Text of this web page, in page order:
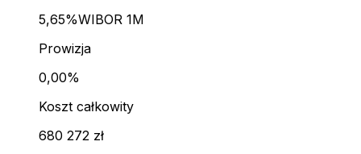
5,65%WIBOR 1M
Prowizja
0,00%
Koszt całkowity
680 272 zł